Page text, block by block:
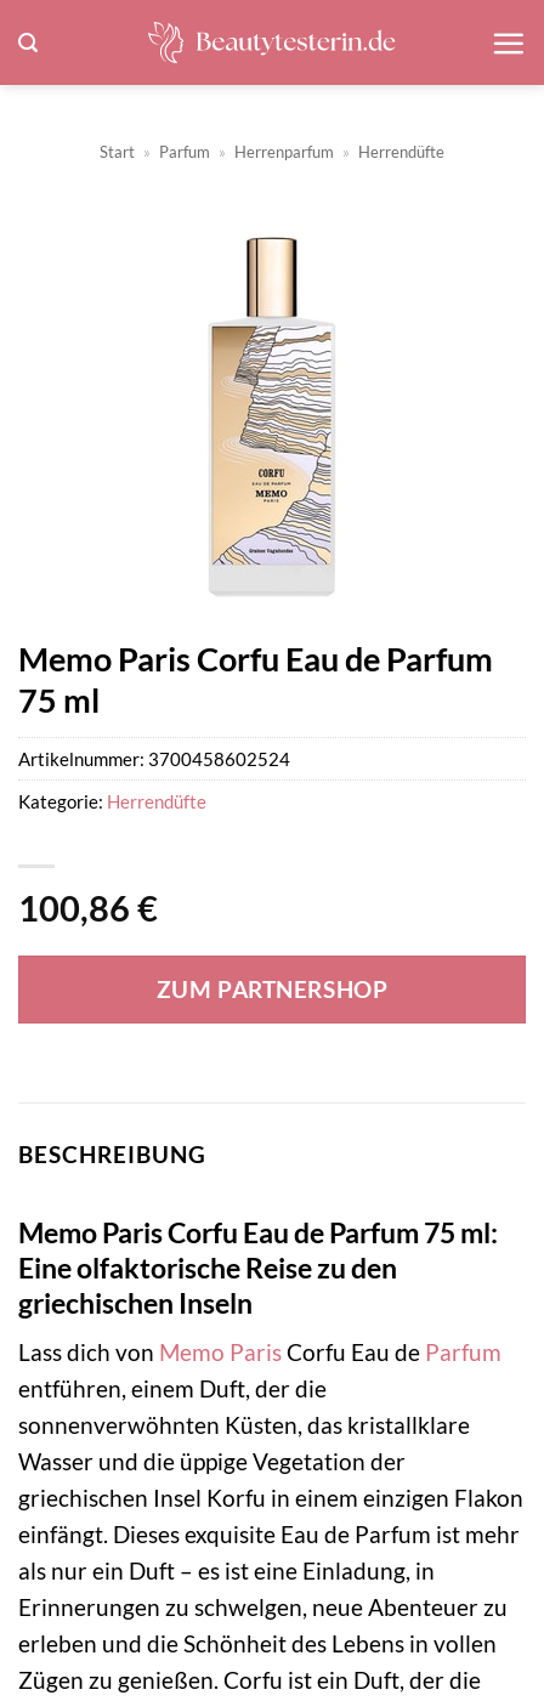
Inhalt
springen
Start » Parfum » Herrenparfum » Herrendüfte
Memo Paris Corfu Eau de Parfum
75 ml
100,86 €
ZUM PARTNERSHOP
Artikelnummer: 3700458602524
Kategorie: Herrendüfte
BESCHREIBUNG
Memo Paris Corfu Eau de Parfum 75 ml:
Eine olfaktorische Reise zu den
griechischen Inseln
Lass dich von Memo ParisCorfu Eau de Parfum
entführen, einem Duft, der die
sonnenverwöhnten Küsten, das kristallklare
Wasser und die üppige Vegetation der
griechischen Insel Korfu in einem einzigen Flakon
einfängt. Dieses exquisite Eau de Parfum ist mehr
als nur ein Duft – es ist eine Einladung, in
Erinnerungen zu schwelgen, neue Abenteuer zu
erleben und die Schönheit des Lebens in vollen
Zügen zu genießen. Corfu ist ein Duft, der die